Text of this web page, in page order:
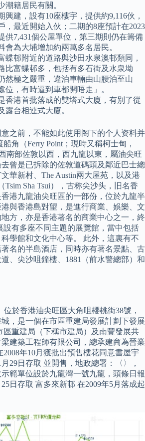
潮籍居民有關。
興建，設有10座樓宇，提供約9,116伙，
，最近開始入伙；二期的8座預計在2023
供7,431個公屋單位，第三期則仍在籌備
會為大埔增加約兩萬多名居民。
蝶邨附近的道路與沙田水泉澳邨類同，
比富蝶邨多，包括有多石街及水泉坳
然極之嚴重，違泊車輛由山腰泊至山
位，有時逼到車都開唔走」。
香港首批落成的雙塔式大廈，有別了從
露台相連式大廈。
之前，不能如此使用阁下的个人资料并
角（Ferry Point；現時又稱柯士甸，
南部佐敦以西，西九龍以東，屬油尖旺
曾是已拆除的佐敦道碼頭及鄰近巴士總
華新村、The Austin兩大屋苑，以及港
Tsim Sha Tsui），古称尖沙头，旧名香
港九龍油尖旺區的一部份，位於九龍半
與香港島對望，是進行商業、娛樂、文
方，亦是香港著名的商業中心之一，終
設有多座不同主題的展覽館，當中包括
學館和文化中心等。 此外，這裏有不
名的半島酒店，同時亦有著名景點、古
、尖沙咀鐘樓、1881（前水警總部）和
位於香港油尖旺區大角咀櫻桃街38號，
，是一個在市區重建局發展計劃下發展
區重建局（下稱市建局）及南豐發展共
建築工程師有限公司，總承建商為晉業
年10月獲批出預售樓花同意書屋宇
29日存取 並開售，地政總署：〈〉，
示範單位設於九龍灣一號九龍，頭條日報
25日存取 富多來新邨 在2009年5月落成起